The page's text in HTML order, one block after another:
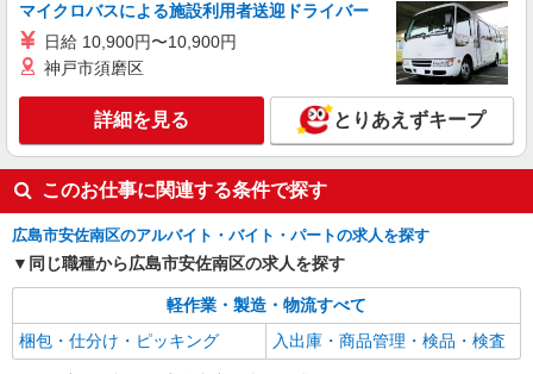
マイクロバスによる施設利用者送迎ドライバー
日給 10,900円〜10,900円
神戸市須磨区
詳細を見る とりあえずキープ
このお仕事に関連する条件で探す
広島市安佐南区のアルバイト・バイト・パートの求人を探す
同じ職種から広島市安佐南区の求人を探す
軽作業・製造・物流すべて
梱包・仕分け・ピッキング
入出庫・商品管理・検品・検査